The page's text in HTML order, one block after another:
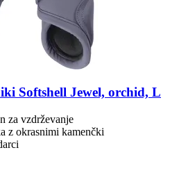
Softshell Jewel, orchid, L
za vzdrževanje
z okrasnimi kamenčki